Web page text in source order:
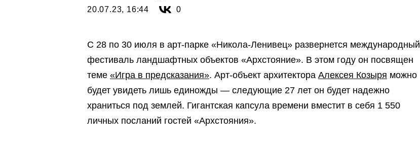
20.07.23, 16:44
0
С 28 по 30 июля в арт-парке «Никола-Ленивец» развернется международный
фестиваль ландшафтных объектов «Архстояние». В этом году он посвящен
теме «Игра в предсказания». Арт-объект архитектора Алексея Козыря можно
будет увидеть лишь единожды — следующие 27 лет он будет надежно
храниться под землей. Гигантская капсула времени вместит в себя 1 550
личных посланий гостей «Архстояния».